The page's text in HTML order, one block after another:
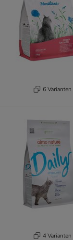
6 Varianten
4 Varianten